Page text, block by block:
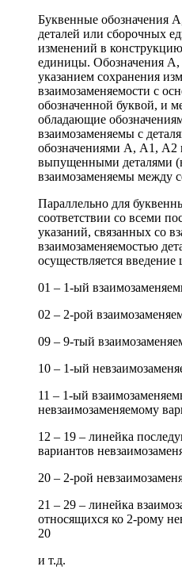
Буквенные обозначения
деталей или сборочных
изменений в
единицы. Обозначения
указанием сохранения
взаимозаменяемости с
обозначенной буквой, и
обладающие
взаимозаменяемы с
обозначениями А, А1, А2
выпущенными деталями
взаимозаменяемы между
Параллельно для
соответствии со всеми
указаний, связанных со
взаимозаменяемостью
осуществляется
01 – 1-ый
02 – 2-рой
09 – 9-тый
10 – 1-ый
11 – 1-ый
невзаимозаменяемому
12 – 19 – линейка
вариантов
20 – 2-рой
21 – 29 – линейка
относящихся ко 2-рому
20
и т.д.